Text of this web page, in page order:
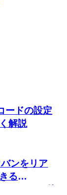
ードの設定
解説
ンをリア
る
」の使